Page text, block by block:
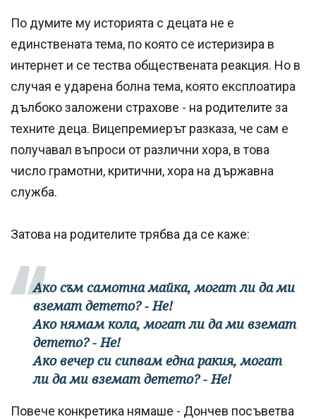
По думите му историята с децата не е
единствената тема, по която се истеризира в
интернет и се тества обществената реакция. Но в
случая е ударена болна тема, която експлоатира
дълбоко заложени страхове - на родителите за
техните деца. Вицепремиерът разказа, че сам е
получавал въпроси от различни хора, в това
число грамотни, критични, хора на държавна
служба.
Затова на родителите трябва да се каже:
Ако съм самотна майка, могат ли да ми
вземат детето? - Не!
Ако нямам кола, могат ли да ми вземат
детето? - Не!
Ако вечер си сипвам една ракия, могат
ли да ми вземат детето? - Не!
Повече конкретика нямаше - Дончев посъветва